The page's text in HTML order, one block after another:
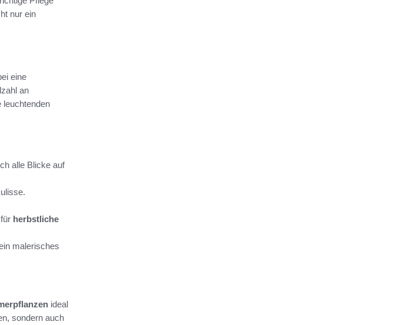
nur ein
eine
an
leuchtenden
alle Blicke auf
herbstliche
malerisches
ideal
sondern auch